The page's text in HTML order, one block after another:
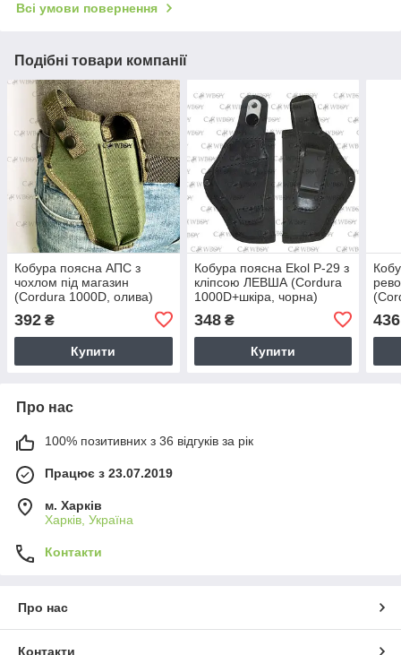
Всі умови повернення
Подібні товари компанії
Кобура поясна АПС з
чохлом під магазин
(Cordura 1000D, олива)
392 ₴
Купити
Кобура поясна Ekol P-29 з
кліпсою ЛЕВША (Cordura
1000D+шкіра, чорна)
348₴
Купити
436
Про нас
100% позитивних з 36 відгуків за рік
Працює з 23.07.2019
м. Харків
Харків, Україна
Контакти
Про нас
Контакти